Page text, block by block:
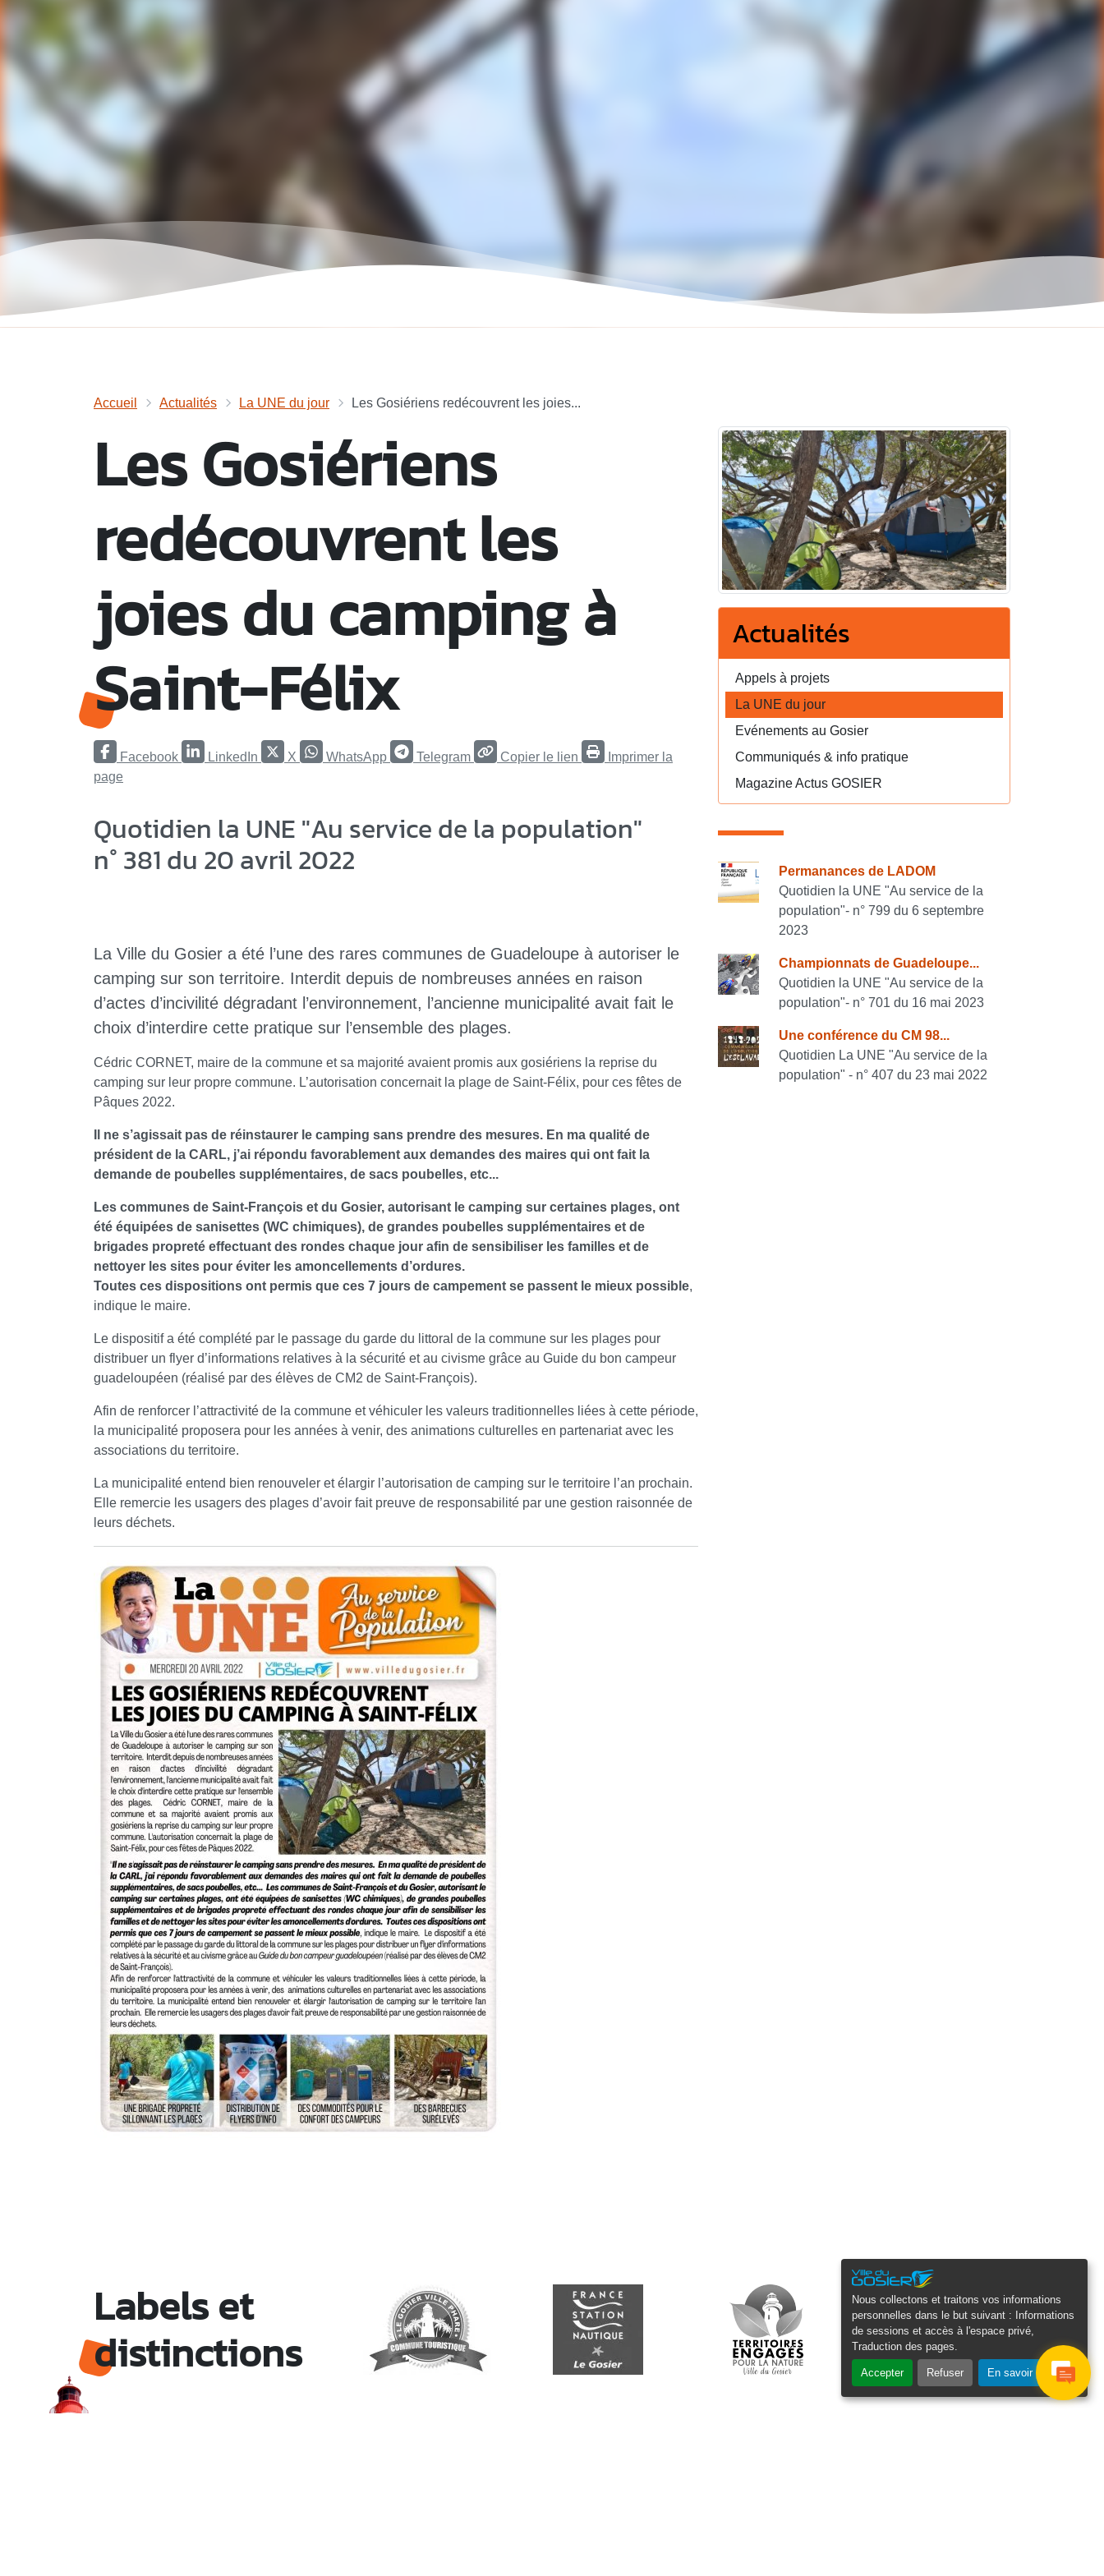
Nous collectons et traitons vos informations
personnelles dans le but suivant :
Informations
de sessions et accès à l'espace privé,
Traduction des pages
Accepter Refuser En savoir plus
Accueil Actualités La UNE du jour Les Gosiériens redécouvrent les joies...
Les Gosiériens
redécouvrent les
joies du camping à
Saint-Félix
Facebook LinkedIn X WhatsApp Telegram Copier le lien
Imprimer la
page
Quotidien la UNE "Au service de la population"
n° 381 du 20 avril 2022
La Ville du Gosier a été l’une des rares communes de Guadeloupe à autoriser le
camping sur son territoire. Interdit depuis de nombreuses années en raison
d’actes d’incivilité dégradant l’environnement, l’ancienne municipalité avait fait le
choix d’interdire cette pratique sur l’ensemble des plages.
Cédric CORNET, maire de la commune et sa majorité avaient promis aux gosiériens la reprise du
camping sur leur propre commune. L’autorisation concernait la plage de Saint-Félix, pour ces fêtes de
Pâques 2022.
Il ne s’agissait pas de réinstaurer le camping sans prendre des mesures. En ma qualité de
président de la CARL, j’ai répondu favorablement aux demandes des maires qui ont fait la
demande de poubelles supplémentaires, de sacs poubelles, etc...
Les communes de Saint-François et du Gosier, autorisant le camping sur certaines plages, ont
été équipées de sanisettes (WC chimiques), de grandes poubelles supplémentaires et de
brigades propreté effectuant des rondes chaque jour afin de sensibiliser les familles et de
nettoyer les sites pour éviter les amoncellements d’ordures.
Toutes ces dispositions ont permis que ces 7 jours de campement se passent le mieux possible,
indique le maire.
Le dispositif a été complété par le passage du garde du littoral de la commune sur les plages pour
distribuer un flyer d’informations relatives à la sécurité et au civisme grâce au Guide du bon campeur
guadeloupéen (réalisé par des élèves de CM2 de Saint-François).
Afin de renforcer l’attractivité de la commune et véhiculer les valeurs traditionnelles liées à cette période,
la municipalité proposera pour les années à venir, des animations culturelles en partenariat avec les
associations du territoire.
La municipalité entend bien renouveler et élargir l’autorisation de camping sur le territoire l’an prochain.
Elle remercie les usagers des plages d’avoir fait preuve de responsabilité par une gestion raisonnée de
leurs déchets.
Actualités
Appels à projets
La UNE du jour
Evénements au Gosier
Communiqués & info pratique
Magazine Actus GOSIER
Consulter également
Permanances de LADOM
Quotidien la UNE "Au service de la
population"- n° 799 du 6 septembre
2023
Championnats de Guadeloupe...
Quotidien la UNE "Au service de la
population"- n° 701 du 16 mai 2023
Une conférence du CM 98...
Quotidien La UNE "Au service de la
population" - n° 407 du 23 mai 2022
Labels et
distinctions